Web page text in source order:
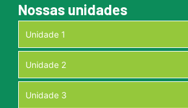
Nossas unidades
Unidade 1
Unidade 2
Unidade 3